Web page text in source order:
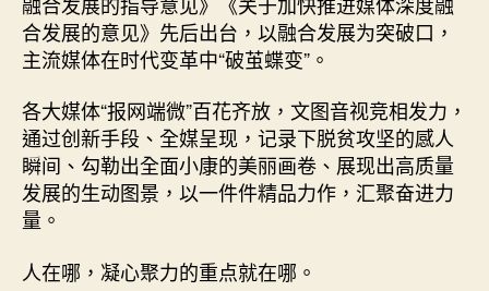
合发展的意见》先后出台，以融合发展为突破口，
主流媒体在时代变革中“破茧蝶变”。
各大媒体“报网端微”百花齐放，文图音视竞相发力，
通过创新手段、全媒呈现，记录下脱贫攻坚的感人
瞬间、勾勒出全面小康的美丽画卷、展现出高质量
发展的生动图景，以一件件精品力作，汇聚奋进力
量。
人在哪，凝心聚力的重点就在哪。